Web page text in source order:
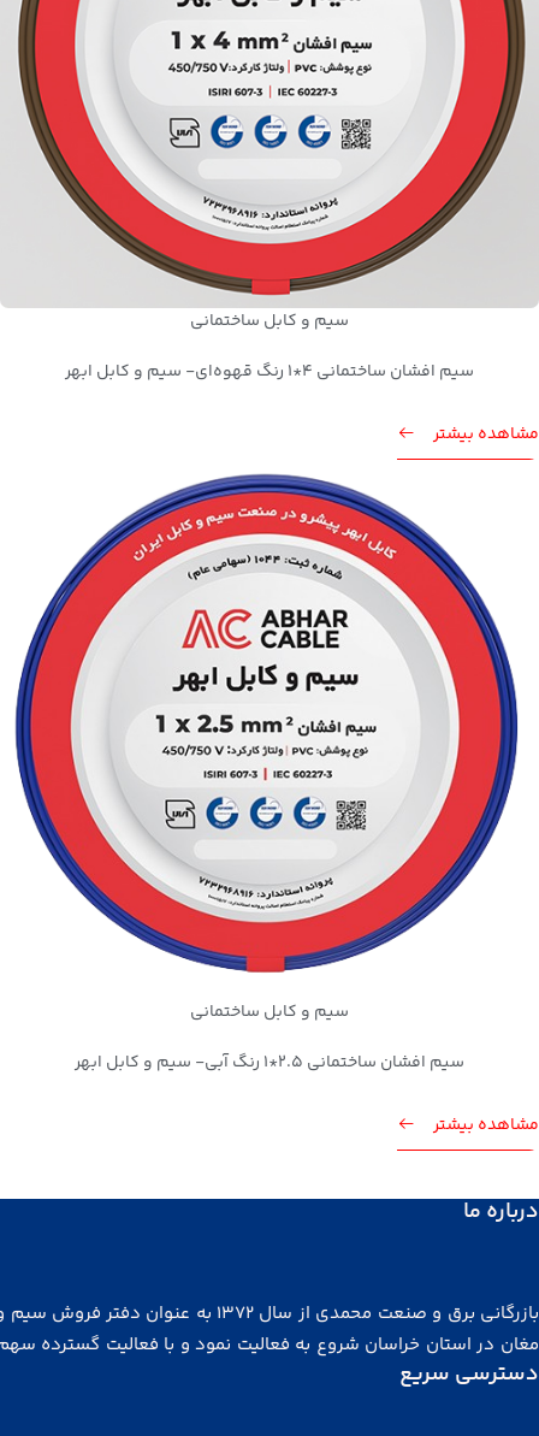
سیم و کابل ساختمانی
سیم افشان ساختمانی 4*1 رنگ قهوه‌ای- سیم و کابل ابهر
مشاهده بیشتر
سیم و کابل ساختمانی
سیم افشان ساختمانی 2.5*1 رنگ آبی- سیم و کابل ابهر
مشاهده بیشتر
درباره ما
بازرگانی برق و صنعت محمدی از سال ۱۳۷۲ به عنوان دفتر
مغان در استان خراسان شروع به فعالیت نمود و با فعالیت گسترده
توجهی از بازار خراسان، شرق کشور، آسیای میانه و افغانستان را
دسترسی سریع